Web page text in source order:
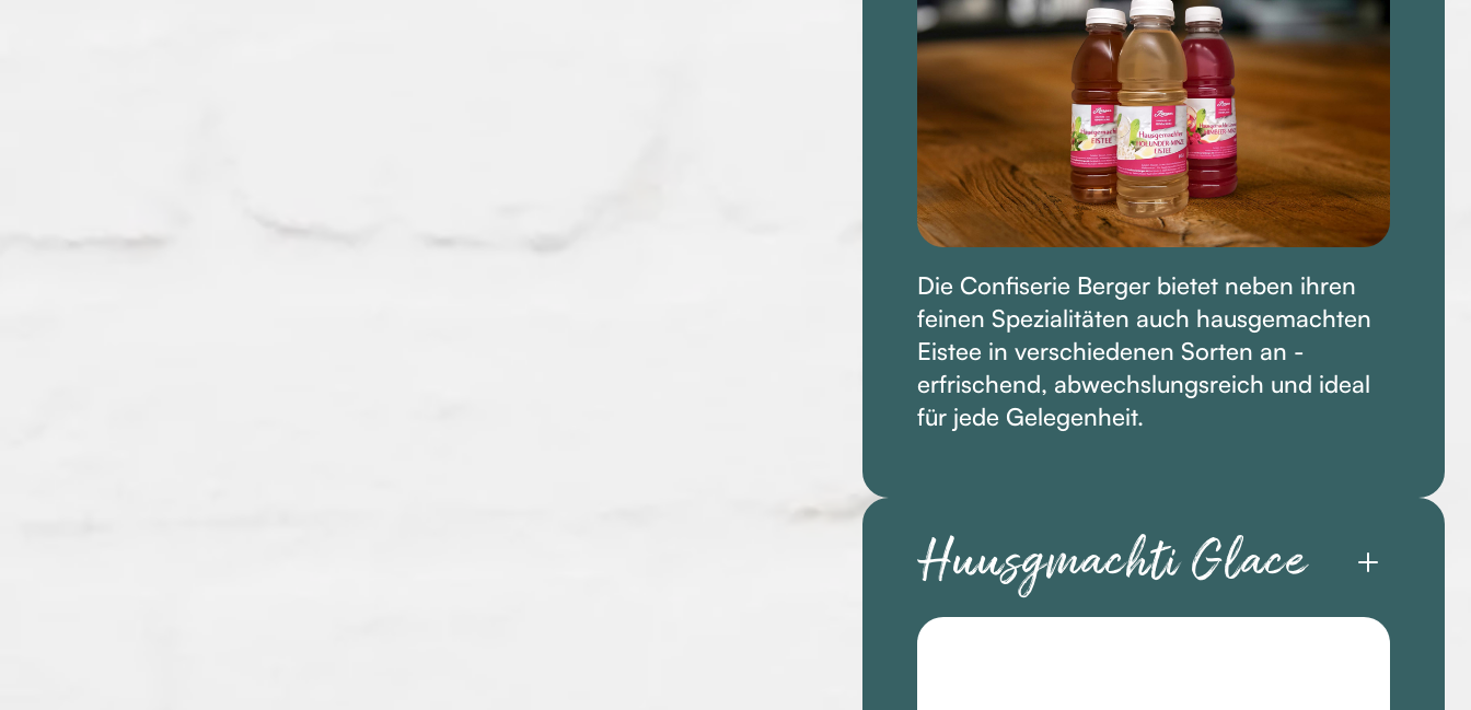
Die Confiserie Berger bietet neben ihren
feinen Spezialitäten auch hausgemachten
Eistee in verschiedenen Sorten an -
erfrischend, abwechslungsreich und ideal
für jede Gelegenheit.
Huusgmachti Glace